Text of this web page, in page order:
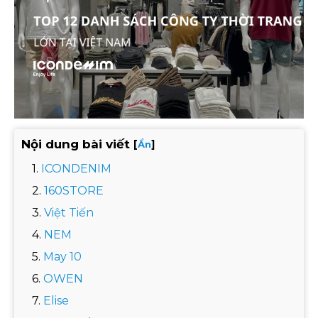
Nội dung bài viết [Ẩn]
ICONDENIM
160STORE
Việt Tiến
NEM
May 10
OWEN
Elise